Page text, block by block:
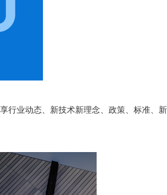
行业动态、新技术新理念、政策、标准、新